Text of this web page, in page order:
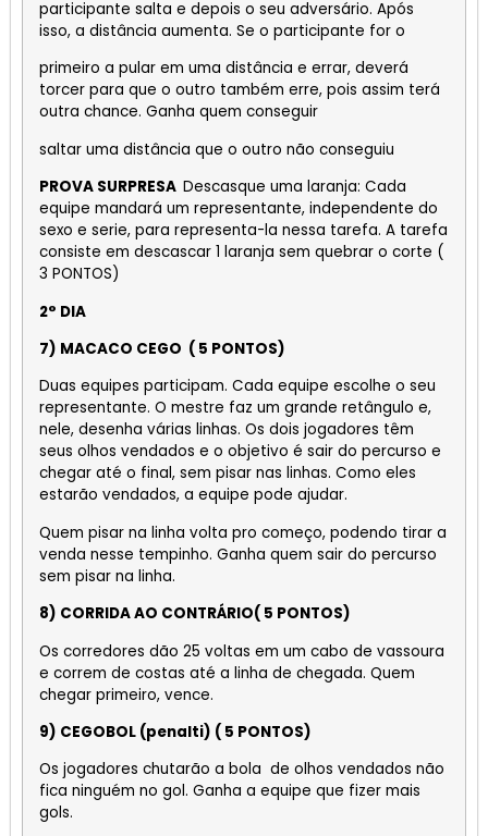
participante salta e depois o seu adversário. Após
isso, a distância aumenta. Se o participante for o
primeiro a pular em uma distância e errar, deverá
torcer para que o outro também erre, pois assim terá
outra chance. Ganha quem conseguir
saltar uma distância que o outro não conseguiu
PROVA SURPRESA Descasque uma laranja: Cada
equipe mandará um representante, independente do
sexo e serie, para representa-la nessa tarefa. A tarefa
consiste em descascar 1 laranja sem quebrar o corte (
3 PONTOS)
2° DIA
7) MACACO CEGO ( 5 PONTOS)
Duas equipes participam. Cada equipe escolhe o seu
representante. O mestre faz um grande retângulo e,
nele, desenha várias linhas. Os dois jogadores têm
seus olhos vendados e o objetivo é sair do percurso e
chegar até o final, sem pisar nas linhas. Como eles
estarão vendados, a equipe pode ajudar.
Quem pisar na linha volta pro começo, podendo tirar a
venda nesse tempinho. Ganha quem sair do percurso
sem pisar na linha.
8) CORRIDA AO CONTRÁRIO( 5 PONTOS)
Os corredores dão 25 voltas em um cabo de vassoura
e correm de costas até a linha de chegada. Quem
chegar primeiro, vence.
9) CEGOBOL (penalti) ( 5 PONTOS)
Os jogadores chutarão a bola de olhos vendados não
fica ninguém no gol. Ganha a equipe que fizer mais
gols.